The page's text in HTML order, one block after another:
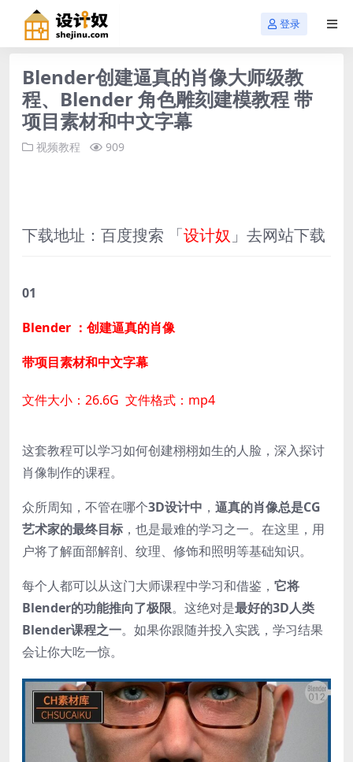
登录
Blender创建逼真的肖像大师级教
程、Blender 角色雕刻建模教程 带
项目素材和中文字幕
视频教程 909
下载地址：百度搜索 「设计奴 」去网站下载
01
Blender ：创建逼真的肖像
带项目素材和中文字幕
文件大小：26.6G 文件格式：mp4
这套教程可以学习如何创建栩栩如生的人脸，深入探讨
肖像制作的课程。
众所周知，不管在哪个3D设计中 ， 逼真的肖像总是CG
艺术家的最终目标 ，也是最难的学习之一。在这里，用
户将了解面部解剖、纹理、修饰和照明等基础知识。
每个人都可以从这门大师课程中学习和借鉴， 它将
Blender的功能推向了极限。这绝对是最好的3D人类
Blender课程之一。如果你跟随并投入实践，学习结果
会让你大吃一惊。